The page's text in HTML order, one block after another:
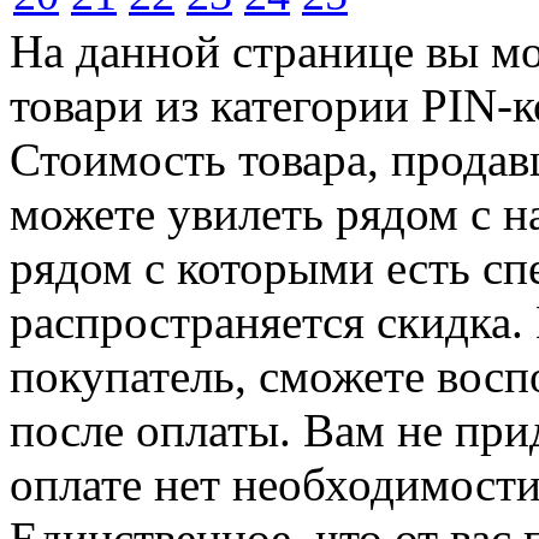
На данной странице вы
товари из категории
Стоимость товара,
можете увилеть рядом с
рядом с которыми есть
распространяется
покупатель, сможете
после оплаты. Вам не
оплате нет